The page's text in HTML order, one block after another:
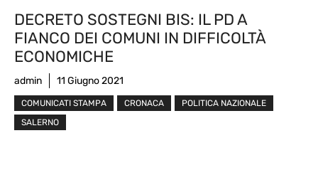
DECRETO SOSTEGNI BIS: IL PD A
FIANCO DEI COMUNI IN DIFFICOLTÀ
ECONOMICHE
admin 11 Giugno 2021
COMUNICATI STAMPA CRONACA
POLITICA NAZIONALE
SALERNO